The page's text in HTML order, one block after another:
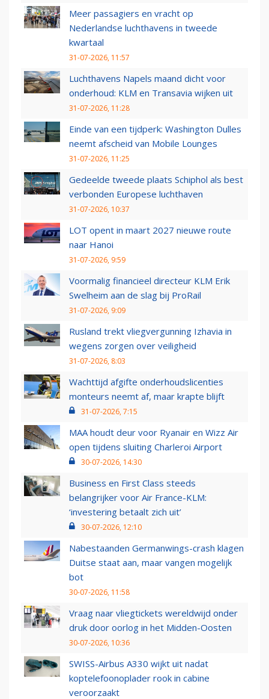
Meer passagiers en vracht op
Nederlandse luchthavens in tweede
kwartaal
31-07-2026, 11:57
Luchthavens Napels maand dicht voor
onderhoud: KLM en Transavia wijken uit
31-07-2026, 11:28
Einde van een tijdperk: Washington Dulles
neemt afscheid van Mobile Lounges
31-07-2026, 11:25
Gedeelde tweede plaats Schiphol als best
verbonden Europese luchthaven
31-07-2026, 10:37
LOT opent in maart 2027 nieuwe route
naar Hanoi
31-07-2026, 9:59
Voormalig financieel directeur KLM Erik
Swelheim aan de slag bij ProRail
31-07-2026, 9:09
Rusland trekt vliegvergunning Izhavia in
wegens zorgen over veiligheid
31-07-2026, 8:03
Wachttijd afgifte onderhoudslicenties
monteurs neemt af, maar krapte blijft
31-07-2026, 7:15
MAA houdt deur voor Ryanair en Wizz Air
open tijdens sluiting Charleroi Airport
30-07-2026, 14:30
Business en First Class steeds
belangrijker voor Air France-KLM:
‘investering betaalt zich uit’
30-07-2026, 12:10
Nabestaanden Germanwings-crash klagen
Duitse staat aan, maar vangen mogelijk
bot
30-07-2026, 11:58
Vraag naar vliegtickets wereldwijd onder
druk door oorlog in het Midden-Oosten
30-07-2026, 10:36
SWISS-Airbus A330 wijkt uit nadat
koptelefoonoplader rook in cabine
veroorzaakt